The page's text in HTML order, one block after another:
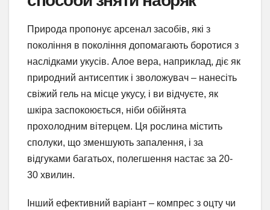
Природа пропонує арсенал засобів, які з
покоління в покоління допомагають боротися з
наслідками укусів. Алое вера, наприклад, діє як
природний антисептик і зволожувач – нанесіть
свіжий гель на місце укусу, і ви відчуєте, як
шкіра заспокоюється, ніби обійнята
прохолодним вітерцем. Ця рослина містить
сполуки, що зменшують запалення, і за
відгуками багатьох, полегшення настає за 20-
30 хвилин.
Інший ефективний варіант – компрес з оцту чи